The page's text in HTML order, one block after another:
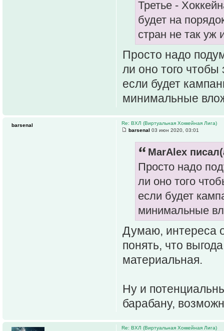
Третье -
будет на
стран не так уж
Просто надо
ли оно того
если будет
минимальные
Re: ВХЛ (Виртуальная Хоккейная Лига)
barsenal 03 июн 2020, 03:01
MarAlex
Просто надо
ли оно того
если будет
минимальные
Думаю, интереса
понять, что
материальная.
Ну и
барабану,
barsenal
Re: ВХЛ (Виртуальная Хоккейная Лига)